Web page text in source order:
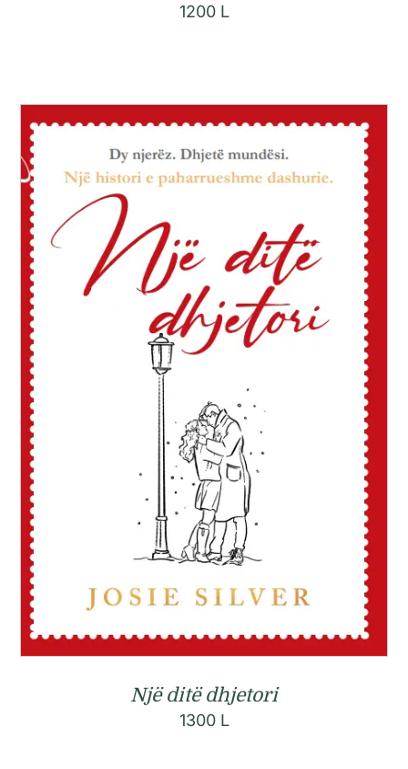
1200 L
Një ditë dhjetori
1300 L